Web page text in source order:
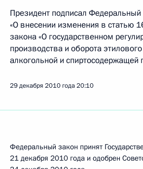
Президент подписал Федеральный
«О внесении изменения в статью
закона «О государственном
производства и оборота
алкогольной и спиртосодержащей
29 декабря 2010 года20:10
Федеральный закон принят
21 декабря 2010 года и одобрен